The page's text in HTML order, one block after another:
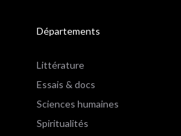
Départements
Littérature
Essais & docs
Sciences humaines
Spiritualités